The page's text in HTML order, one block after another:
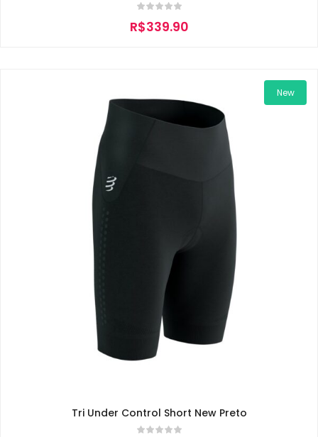
R$339.90
New
Tri Under Control Short New Preto